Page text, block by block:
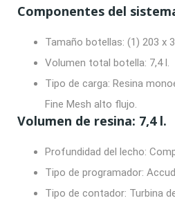
Componentes del
Tamaño botellas: (1) 203 x
Volumen total botella: 7,4 l.
Tipo de carga: Resina
Fine Mesh alto flujo.
Volumen de resina: 7,4 l.
Profundidad del lecho:
Tipo de programador:
Tipo de contador: Turbina